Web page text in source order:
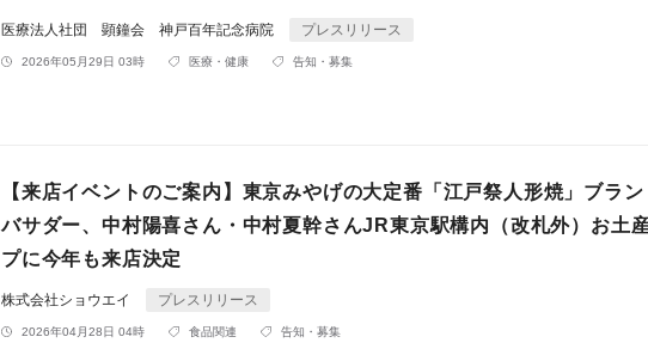
医療法人社団 顕鐘会 神戸百年記念病院 プレスリリース
2026年05月29日 03時 医療・健康 告知・募集
【来店イベントのご案内】東京みやげの大定番「江戸祭人形焼」ブラ
バサダー、中村陽喜さん・中村夏幹さんJR東京駅構内（改札外）お土
プに今年も来店決定
株式会社ショウエイ プレスリリース
2026年04月28日 04時 食品関連 告知・募集